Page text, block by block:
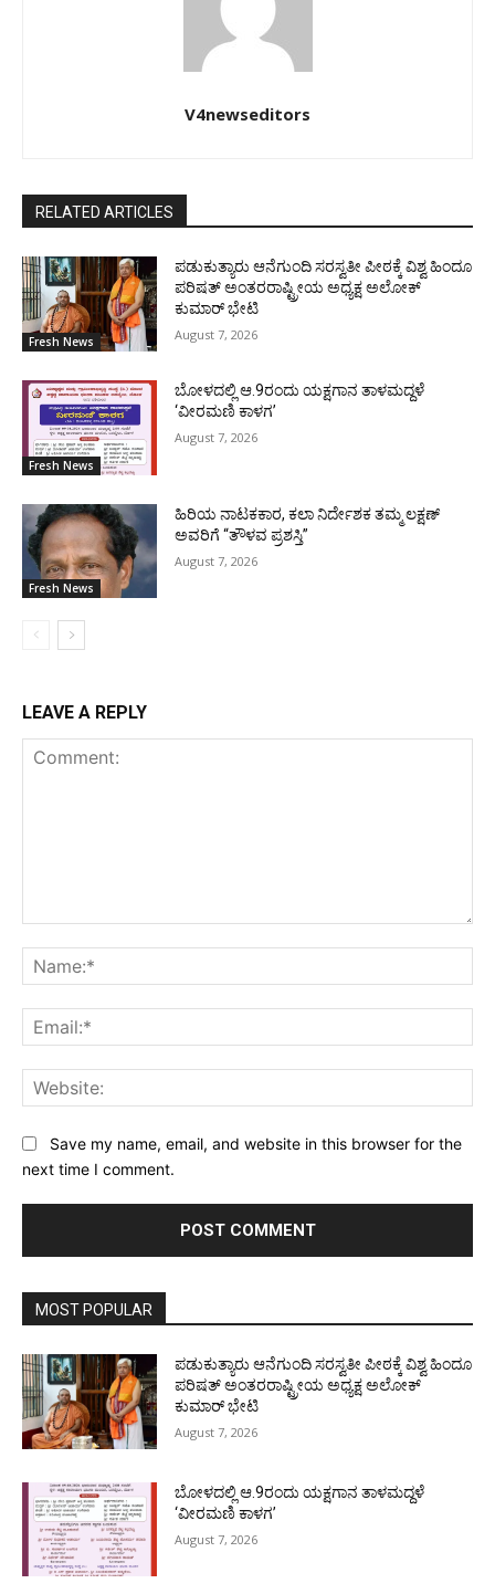
V4newseditors
RELATED ARTICLES
Fresh News
ಪಡುಕುತ್ಯಾರು ಆನೆಗುಂದಿ ಸರಸ್ವತೀ ಪೀಠಕ್ಕೆ ವಿಶ್ವ ಹಿಂದೂ
ಪರಿಷತ್ ಅಂತರರಾಷ್ಟ್ರೀಯ ಅಧ್ಯಕ್ಷ ಅಲೋಕ್
ಕುಮಾರ್ ಭೇಟಿ
August 7, 2026
Fresh News
ಬೋಳದಲ್ಲಿ ಆ.9ರಂದು ಯಕ್ಷಗಾನ ತಾಳಮದ್ದಳೆ
‘ವೀರಮಣಿ ಕಾಳಗ’
August 7, 2026
Fresh News
ಹಿರಿಯ ನಾಟಕಕಾರ, ಕಲಾ ನಿರ್ದೇಶಕ ತಮ್ಮ ಲಕ್ಷಣ್
ಅವರಿಗೆ “ತೌಳವ ಪ್ರಶಸ್ತಿ”
August 7, 2026
LEAVE A REPLY
Save my name, email, and website in this browser for the
next time I comment.
MOST POPULAR
ಪಡುಕುತ್ಯಾರು ಆನೆಗುಂದಿ ಸರಸ್ವತೀ ಪೀಠಕ್ಕೆ ವಿಶ್ವ ಹಿಂದೂ
ಪರಿಷತ್ ಅಂತರರಾಷ್ಟ್ರೀಯ ಅಧ್ಯಕ್ಷ ಅಲೋಕ್
ಕುಮಾರ್ ಭೇಟಿ
August 7, 2026
ಬೋಳದಲ್ಲಿ ಆ.9ರಂದು ಯಕ್ಷಗಾನ ತಾಳಮದ್ದಳೆ
‘ವೀರಮಣಿ ಕಾಳಗ’
August 7, 2026